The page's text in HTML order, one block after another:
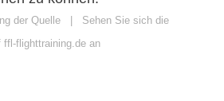
der Quelle | Sehen Sie sich die
flighttraining.de an